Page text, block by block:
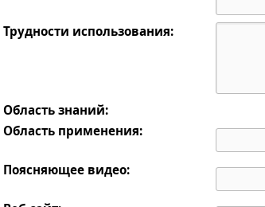
Трудности использования:
Область знаний:
Область применения:
Поясняющее видео: